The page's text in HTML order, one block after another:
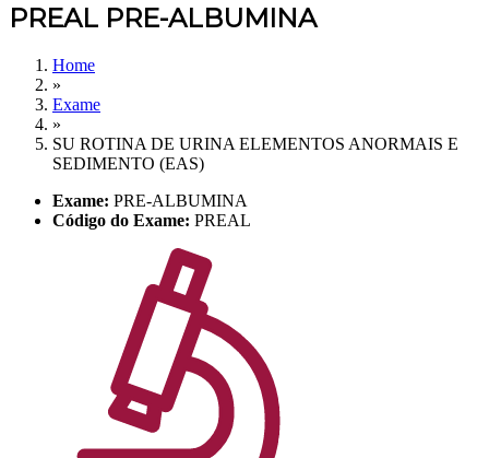
PREAL PRE-ALBUMINA
Home
»
Exame
»
SU ROTINA DE URINA ELEMENTOS ANORMAIS E
SEDIMENTO (EAS)
Exame: PRE-ALBUMINA
Código do Exame: PREAL